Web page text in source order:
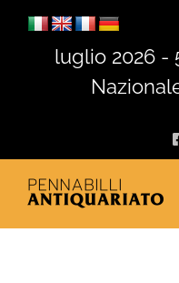
Salta
contenutoluglio 2026 -